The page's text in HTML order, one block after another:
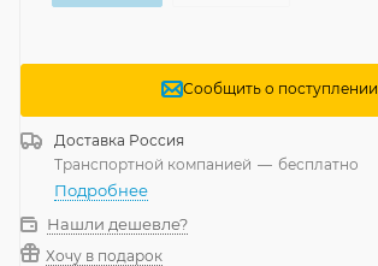
Сообщить о поступлении
Доставка Россия
Транспортной компанией — бесплатно
Подробнее
Нашли дешевле?
Хочу в подарок